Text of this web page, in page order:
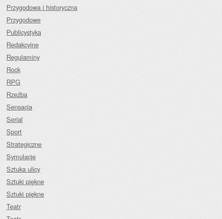
Przygodowa i historyczna
Przygodowe
Publicystyka
Redakcyjne
Regulaminy
Rock
RPG
Rzeźba
Sensacja
Serial
Sport
Strategiczne
Symulacje
Sztuka ulicy
Sztuki piękne
Sztuki piękne
Teatr